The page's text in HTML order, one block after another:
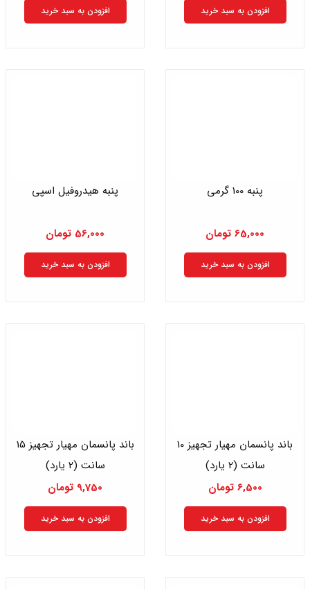
افزودن به سبد خرید افزودن به سبد خرید
پنبه 100 گرمی
65,000 تومان
افزودن به سبد خرید
پنبه هیدروفیل اسپی
56,000 تومان
افزودن به سبد خرید
باند پانسمان مهیار تجهیز 10
سانت (2 یارد)
6,500 تومان
افزودن به سبد خرید
باند پانسمان مهیار تجهیز 15
سانت (2 یارد)
9,750 تومان
افزودن به سبد خرید